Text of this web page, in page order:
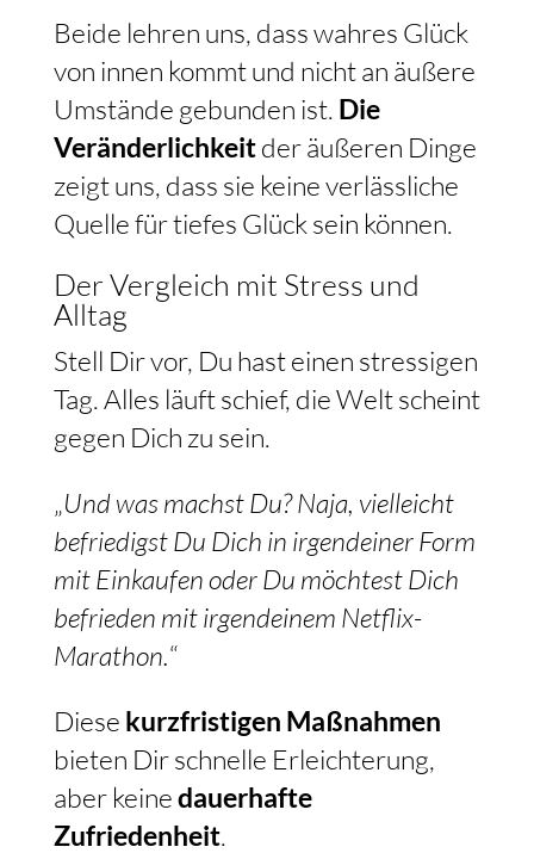
Beide lehren uns, dass wahres Glück
von innen kommt und nicht an äußere
Umstände gebunden ist. Die
Veränderlichkeitder äußeren Dinge
zeigt uns, dass sie keine verlässliche
Quelle für tiefes Glück sein können.
Der Vergleich mit Stress und
Alltag
Stell Dir vor, Du hast einen stressigen
Tag. Alles läuft schief, die Welt scheint
gegen Dich zu sein.
„Und was machst Du? Naja, vielleicht
befriedigst Du Dich in irgendeiner Form
mit Einkaufen oder Du möchtest Dich
befrieden mit irgendeinem Netflix-
Marathon.“
Diese kurzfristigen Maßnahmen
bieten Dir schnelle Erleichterung,
aber keinedauerhafte
Zufriedenheit.